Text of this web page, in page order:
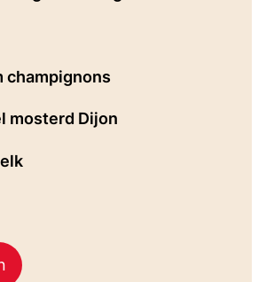
champignons
mosterd Dijon